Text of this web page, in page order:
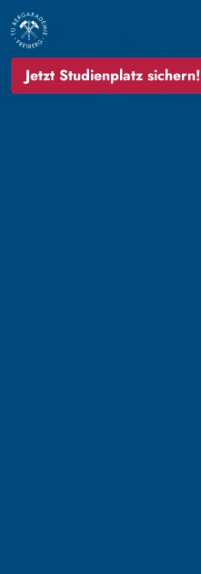
Jetzt Studienplatz sichern!